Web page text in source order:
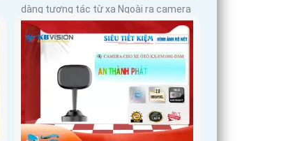
dàng tương tác từ xa Ngoài ra camera
còn được trang bị công nghệ phát
hiện chuyển động thông minh tăng
cường an ninh cho không gian của
bạn. Loại Camera quan sát Wifi Không
Dây CS-C6N-R105-1L3WF 3